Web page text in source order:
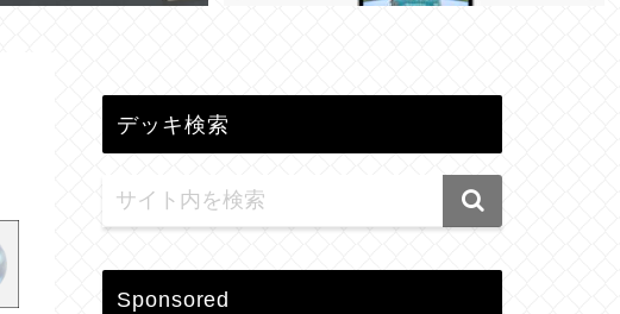
デッキ検索
Sponsored